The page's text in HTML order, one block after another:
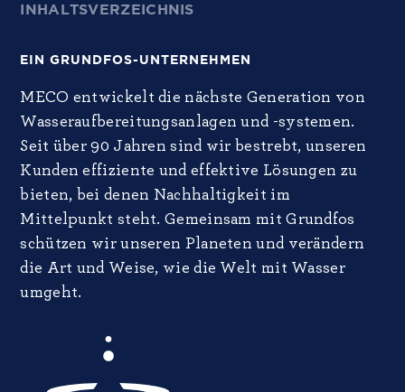
INHALTSVERZEICHNIS
EIN GRUNDFOS-UNTERNEHMEN
MECO entwickelt die nächste Generation von
Wasseraufbereitungsanlagen und -systemen.
Seit über 90 Jahren sind wir bestrebt, unseren
Kunden effiziente und effektive Lösungen zu
bieten, bei denen Nachhaltigkeit im
Mittelpunkt steht. Gemeinsam mit Grundfos
schützen wir unseren Planeten und verändern
die Art und Weise, wie die Welt mit Wasser
umgeht.